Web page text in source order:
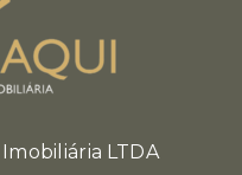
LTDA